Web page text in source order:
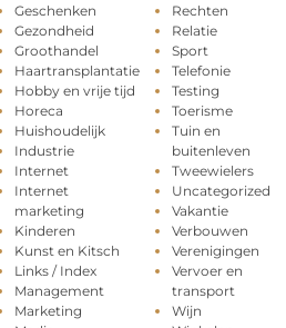
Geschenken
Gezondheid
Groothandel
Haartransplantatie
Hobby en vrije tijd
Horeca
Huishoudelijk
Industrie
Internet
Internet
marketing
Kinderen
Kunst en Kitsch
Links / Index
Management
Marketing
Rechten
Relatie
Sport
Telefonie
Testing
Toerisme
Tuin en
buitenleven
Tweewielers
Uncategorized
Vakantie
Verbouwen
Verenigingen
Vervoer en
transport
Wijn